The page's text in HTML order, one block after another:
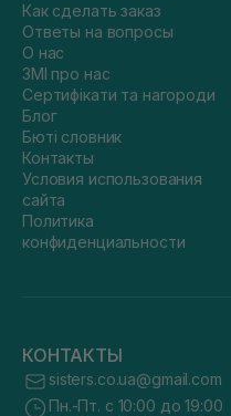
Как сделать заказ
Ответы на вопросы
О нас
ЗМІ про нас
Сертифікати та нагороди
Блог
Бюті словник
Контакты
Условия использования
сайта
Политика
конфиденциальности
КОНТАКТЫ
sisters.co.ua@gmail.com
Пн.-Пт. с 10:00 до 19:00